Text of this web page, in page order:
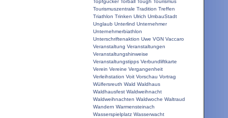
Tourismuszentrale Tradition Treffen
Triathlon Trinken Ulrich UmbauStadt
Unglaub Unterlind Unternehmer
Unternehmerbiathlon
Unterschriftenaktion Uwe VGN Vaccaro
Veranstaltung Veranstaltungen
Veranstaltungshinweise
Veranstaltungstipps Verbundliftkarte
Verein Vereine Vergangenheit
Verleihstation Voit Vorschau Vortrag
Wülfersreuth Wald Waldhaus
Waldhausfest Waldweihnacht
Waldweihnachten Waldwoche Waltraud
Wandern Warmensteinach
Wasserspielplatz Wasserwacht